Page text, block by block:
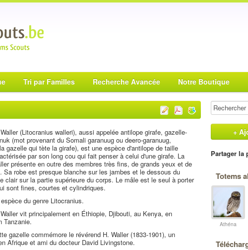
Tri par Familles Recherche Avancée Notre Boutique
(Litocranius walleri), aussi appelée antilope girafe, gazelle-
(mot provenant du Somali garanuug ou deero-garanuug,
gazelle qui tète la girafe), est une espèce d'antilope de taille
par son long cou qui fait penser à celui d'une girafe. La
présente en outre des membres très fins, de grands yeux et de
Sa robe est presque blanche sur les jambes et le dessous du
clair sur la partie supérieure du corps. Le mâle est le seul à porter
sont fines, courtes et cylindriques.
du genre Litocranius.
vit principalement en Éthiopie, Djibouti, au Kenya, en
Tanzanie.
gazelle commémore le révérend H. Waller (1833-1901), un
Afrique et ami du docteur David Livingstone.
+
Partager la
Totems
Athéna